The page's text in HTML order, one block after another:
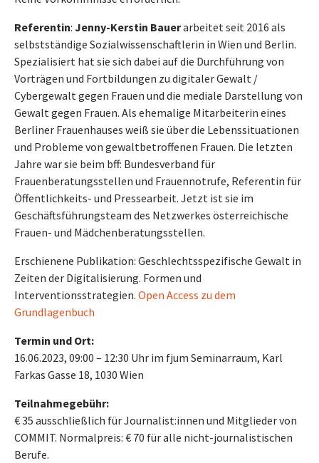
Referentin: Jenny-Kerstin Bauerarbeitet seit 2016 als
selbstständige Sozialwissenschaftlerin in Wien und Berlin.
Spezialisiert hat sie sich dabei auf die Durchführung von
Vorträgen und Fortbildungen zu digitaler Gewalt /
Cybergewalt gegen Frauen und die mediale Darstellung von
Gewalt gegen Frauen. Als ehemalige Mitarbeiterin eines
Berliner Frauenhauses weiß sie über die Lebenssituationen
und Probleme von gewaltbetroffenen Frauen. Die letzten
Jahre war sie beim bff: Bundesverband für
Frauenberatungsstellen und Frauennotrufe, Referentin für
Öffentlichkeits- und Pressearbeit. Jetzt ist sie im
Geschäftsführungsteam des Netzwerkes österreichische
Frauen- und Mädchenberatungsstellen.
Erschienene Publikation: Geschlechtsspezifische Gewalt in
Zeiten der Digitalisierung. Formen und
Interventionsstrategien. Open Access zu dem
Grundlagenbuch
Termin und Ort:
16.06.2023, 09:00 – 12:30 Uhr im fjum Seminarraum, Karl
Farkas Gasse 18, 1030 Wien
Teilnahmegebühr:
€ 35 ausschließlich für Journalist:innen und Mitglieder von
COMMIT. Normalpreis: € 70 für alle nicht-journalistischen
Berufe.